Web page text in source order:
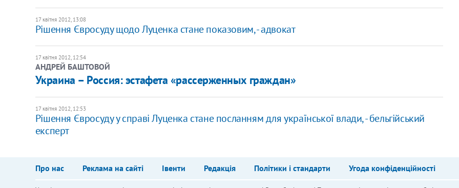
17 квітня 2012, 13:08
Рішення Євросуду щодо Луценка стане показовим, - адвокат
17 квітня 2012, 12:54
АНДРЕЙ БАШТОВОЙ
Украина – Россия: эстафета «рассерженных граждан»
17 квітня 2012, 12:53
Рішення Євросуду у справі Луценка стане посланням для української влади, - бельгійський
експерт
Про нас Реклама на сайті Івенти Редакція Політики і стандарти Угода конфіденційності